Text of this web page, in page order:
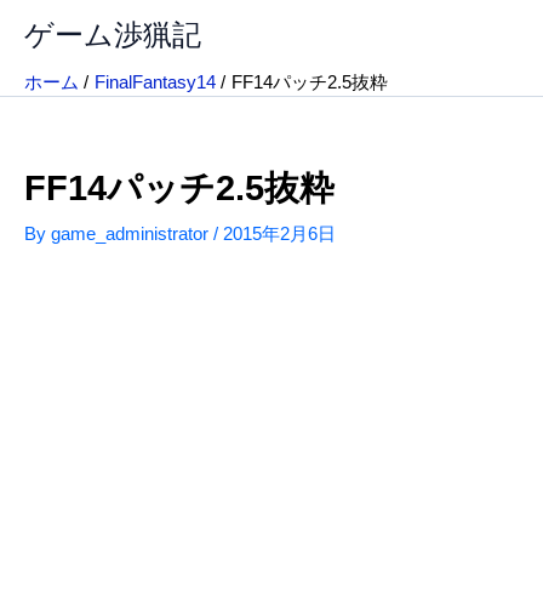
ス
ゲーム渉猟記
ホーム FinalFantasy14 FF14パッチ2.5抜粋
FF14パッチ2.5抜粋
By game_administrator / 2015年2月6日